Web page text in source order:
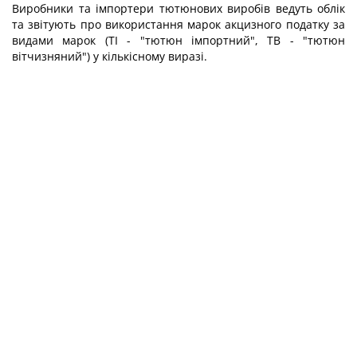
Виробники та імпортери тютюнових виробів ведуть облік
та звітують про використання марок акцизного податку за
видами марок (ТІ - "тютюн імпортний", ТВ - "тютюн
вітчизняний") у кількісному виразі.